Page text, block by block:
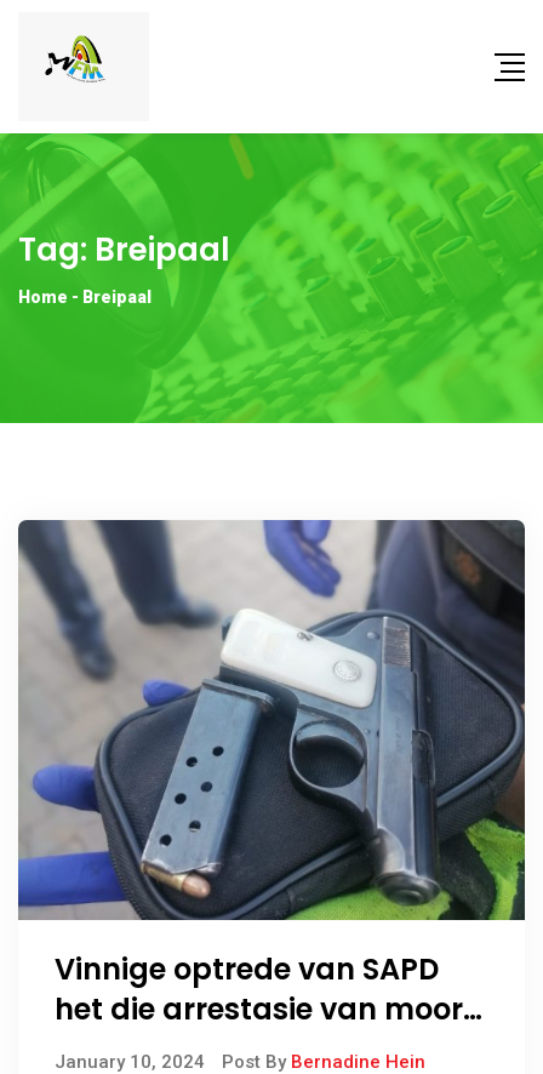
Tag: Breipaal
Home - Breipaal
Vinnige optrede van SAPD
het die arrestasie van moord
en rooftog verdagtes
January 10, 2024 Post By Bernadine Hein